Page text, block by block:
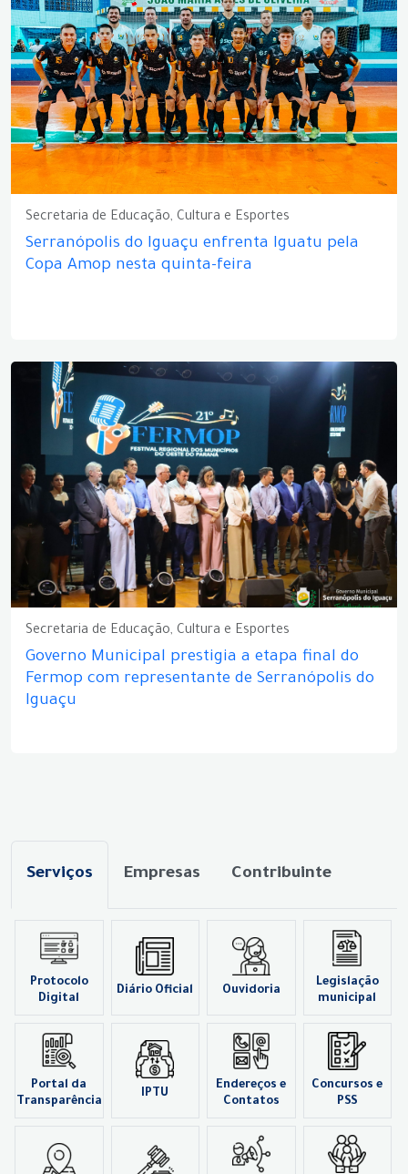
Secretaria de Educação, Cultura e Esportes
Serranópolis do Iguaçu enfrenta Iguatu pela
Copa Amop nesta quinta-feira
Secretaria de Educação, Cultura e Esportes
Governo Municipal prestigia a etapa final do
Fermop com representante de Serranópolis do
Iguaçu
Serviços Empresas Contribuinte
Protocolo
Digital
Diário Oficial Ouvidoria
Legislação
municipal
Portal da
Transparência
IPTU
Endereços e
Contatos
Concursos e
PSS